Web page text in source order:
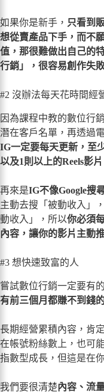
如果你是新手， 只看到
想從賣產品下手，而不
值，那很難做出自己的
行銷」，很容易創作失
#2 沒辦法每天花時間經
因為課程中教的數位行
潛在客戶名單，再透過
IG一定要每天更新，至
以及1則以上的Reels影
再來是IG不像Google搜
主動去搜「被動收入」
動收入」，所以你必須
內容，讓你的影片主動
#3 想快速致富的人
嘗試數位行銷一定要有
有前三個月都賺不到錢
長期經營累積內容，肯
在帳號粉絲數上，也可
指數型成長，但這是在
我們要很清楚內容、流